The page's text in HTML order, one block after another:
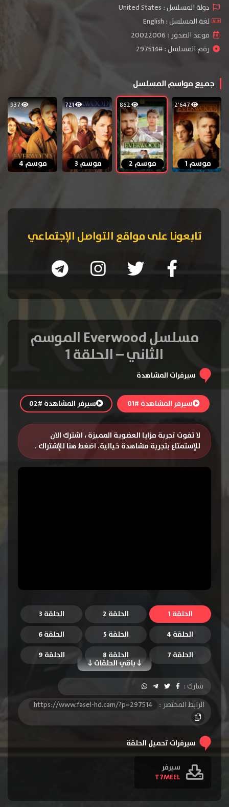
دولة المسلسل : United States
لغة المسلسل : English
موعد الصدور : 20022006
رقم المسلسل : #297514
جميع مواسم المسلسل
2٬647
موسم 1
862
موسم 2
721
موسم 3
937
موسم 4
تابعونا على مواقع التواصل الإجتماعي
مسلسل Everwood الموسم
الثاني – الحلقة 1
سيرفرات المشاهدة
سيرفر المشاهدة #01 سيرفر المشاهدة #02
لا تفوت تجربة مزايا العضوية المميزة ، اشترك الان
للإستمتاع بتجربة مشاهدة خيالية. اضغط هنا للإشتراك .
الحلقة 1 الحلقة 2
الحلقة 3
الحلقة 4
الحلقة 5 الحلقة 6
باقي الحلقات
الحلقة 7 الحلقة 8
الحلقة 9
الحلقة 10
الحلقة 11
الحلقة 12
الحلقة 13
الحلقة 14
الحلقة 15
الحلقة 22
شارك :
الرابط المختصر :
https://www.fasel-hd.cam/?p=297514
سيرفرات تحميل الحلقة
سيرفر
T7MEEL